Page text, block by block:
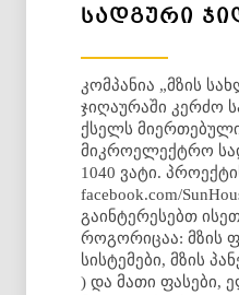
ᲡᲐᲓᲒᲣᲠᲘ
კომპანია „მზის
ჯიღაურაში კერძო
ქსელს
მიკროელექტრო
1040 ვატი.
facebook.com/
გაინტერესებთ
როგორიცაა: მზის
სისტემები, მზის
) და მათი ფასები,